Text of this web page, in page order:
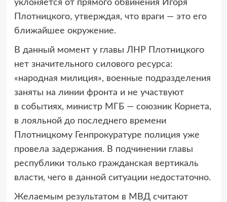
уклоняется от прямого обвинения Игоря
Плотницкого, утверждая, что враги — это его
ближайшее окружение.
В данный момент у главы ЛНР Плотницкого
нет значительного силового ресурса:
«народная милиция», военные подразделения
заняты на линии фронта и не участвуют
в событиях, министр МГБ — союзник Корнета,
в лояльной до последнего времени
Плотницкому Генпрокуратуре полиция уже
провела задержания. В подчинении главы
республики только гражданская вертикаль
власти, чего в данной ситуации недостаточно.
Желаемым результатом в МВД считают